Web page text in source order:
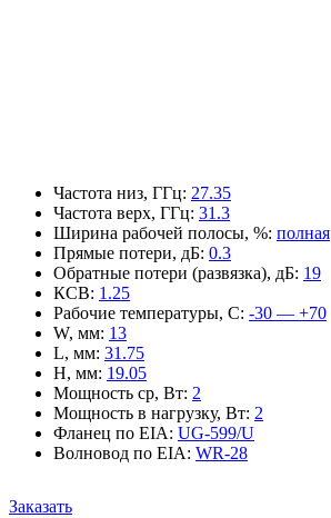
Частота низ, ГГц: 27.35
Частота верх, ГГц: 31.3
Ширина рабочей полосы, %: полная
Прямые потери, дБ: 0.3
Обратные потери (развязка), дБ: 19
КСВ: 1.25
Рабочие температуры, С: -30 — +70
W, мм: 13
L, мм: 31.75
H, мм: 19.05
Мощность ср, Вт: 2
Мощность в нагрузку, Вт: 2
Фланец по EIA: UG-599/U
Волновод по EIA: WR-28
Заказать